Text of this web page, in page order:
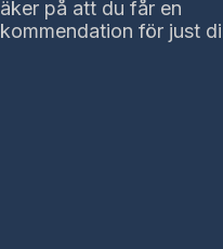
på att du får en
för just